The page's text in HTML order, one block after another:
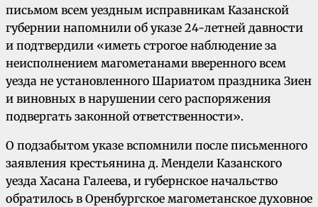
письмом всем уездным исправникам Казанской
губернии напомнили об указе 24-летней давности
и подтвердили «иметь строгое наблюдение за
неисполнением магометанами вверенного всем
уезда не установленного Шариатом праздника Зиен
и виновных в нарушении сего распоряжения
подвергать законной ответственности».
О подзабытом указе вспомнили после письменного
заявления крестьянина д. Мендели Казанского
уезда Хасана Галеева, и губернское начальство
обратилось в Оренбургское магометанское духовное